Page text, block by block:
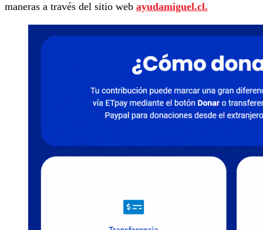
maneras a través del sitio web ayudamiguel.cl.